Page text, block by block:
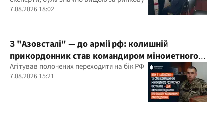
7.08.2026 18:02
З "Азовсталі" — до армії рф: колишній
прикордонник став командиром мінометного
розрахунку окупантів
Агітував полонених переходити на бік РФ
7.08.2026 15:21